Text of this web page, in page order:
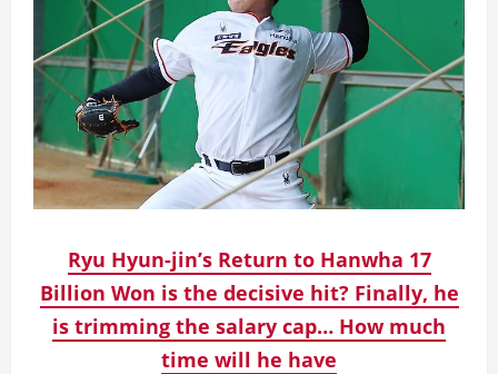
Ryu Hyun-jin’s Return to Hanwha 17
Billion Won is the decisive hit? Finally, he
is trimming the salary cap… How much
time will he have